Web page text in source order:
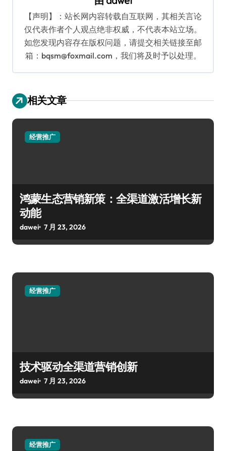
【声明】：站长网内容转载自互联网，其相关言论
仅代表作者个人观点绝非权威，不代表本站立场。
如您发现内容存在版权问题，请提交相关链接至邮
箱：bqsm@foxmail.com，我们将及时予以处理。
相关文章
经营推广
鸿蒙生态营销新策：全渠道激活增长新
动能
dawei 7 月 23, 2026
经营推广
技术驱动全渠道营销创新
dawei 7 月 23, 2026
经营推广